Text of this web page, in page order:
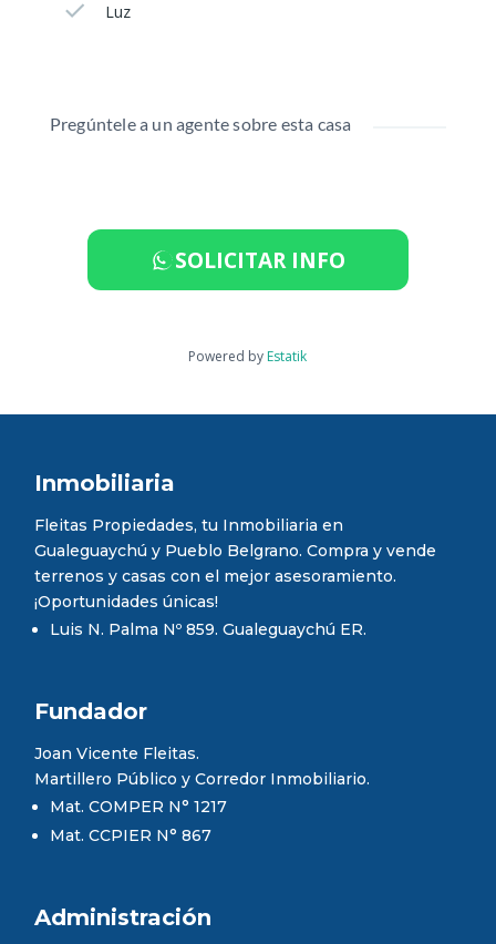
Luz
Pregúntele a un agente sobre esta casa
SOLICITAR INFO
Powered by Estatik
Inmobiliaria
Fleitas Propiedades, tu Inmobiliaria en
Gualeguaychú y Pueblo Belgrano. Compra y vende
terrenos y casas con el mejor asesoramiento.
¡Oportunidades únicas!
Luis N. Palma Nº 859. Gualeguaychú ER.
Fundador
Joan Vicente Fleitas.
Martillero Público y Corredor Inmobiliario.
Mat. COMPER N° 1217
Mat. CCPIER N° 867
Administración